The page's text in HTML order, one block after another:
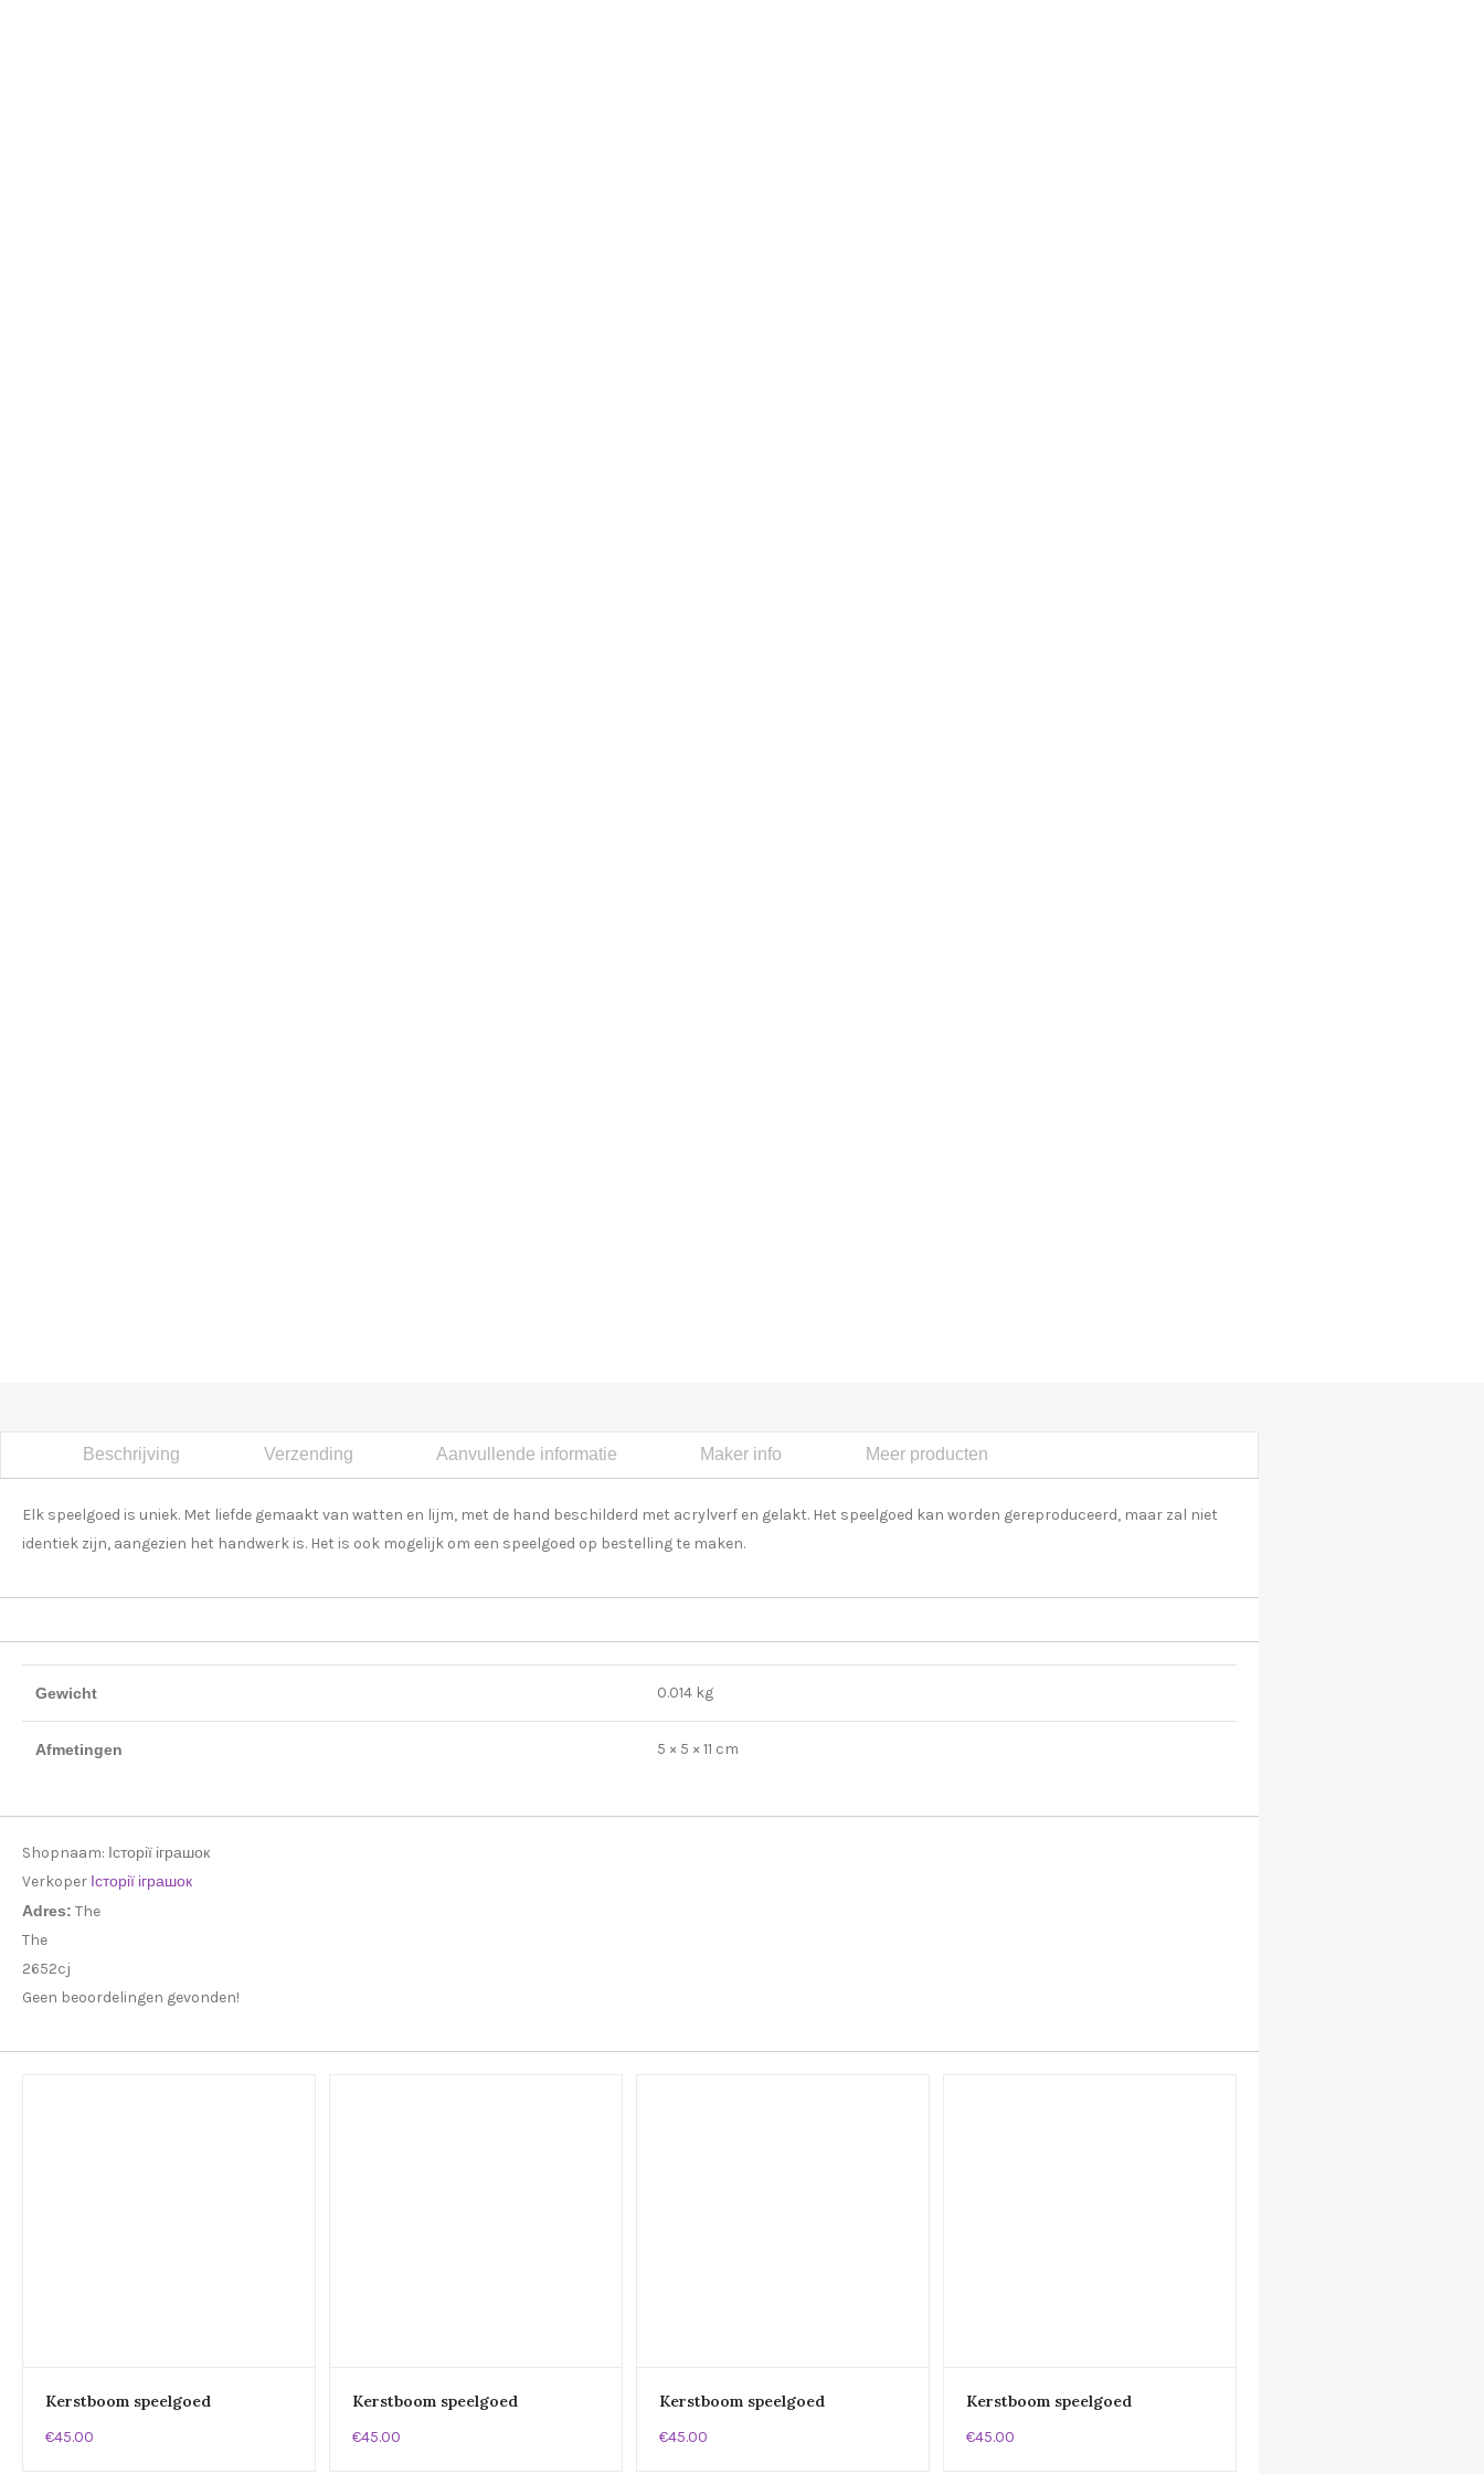
Beschrijving Verzending Aanvullende informatie Maker info Meer producten
Elk speelgoed is uniek. Met liefde gemaakt van watten en lijm, met de hand beschilderd met acrylverf en gelakt. Het speelgoed kan worden gereproduceerd, maar zal niet
identiek zijn, aangezien het handwerk is. Het is ook mogelijk om een ​​speelgoed op bestelling te maken.
Gewicht 0.014 kg
Afmetingen 5 × 5 × 11 cm
Shopnaam: Історії іграшок
Verkoper Історії іграшок
Adres: The
The
2652cj
Geen beoordelingen gevonden!
Kerstboom speelgoed
€45.00
Kerstboom speelgoed
€45.00
Kerstboom speelgoed
€45.00
Kerstboom speelgoed
€45.00